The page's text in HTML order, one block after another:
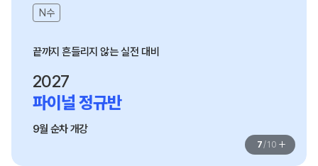
N수
2027
파이널 정규반
9월 순차 개강
7/10 +